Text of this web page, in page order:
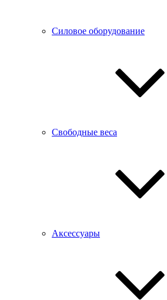
Силовое оборудование
Свободные веса
Аксессуары